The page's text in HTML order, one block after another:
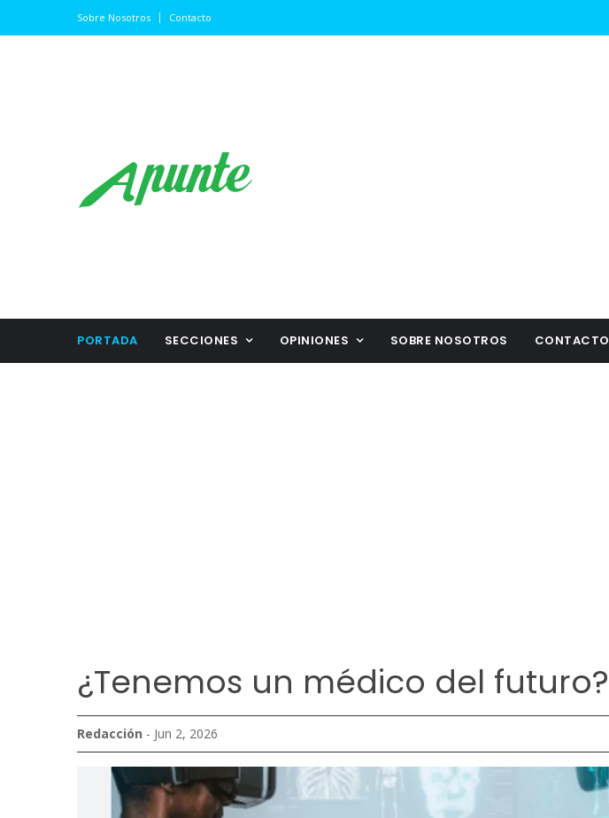
Sobre Nosotros Contacto
PORTADA SECCIONES OPINIONES SOBRE NOSOTROS CONTACTO
¿Tenemos un médico del futuro?
Redacción - Jun 2, 2026